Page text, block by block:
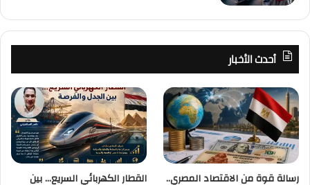
أحدث الأخبار
رسالة قوة من الاقتصاد المصري..
القطار الكهربائي السريع… بين